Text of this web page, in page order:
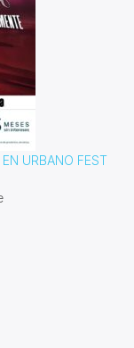
URBANO FEST